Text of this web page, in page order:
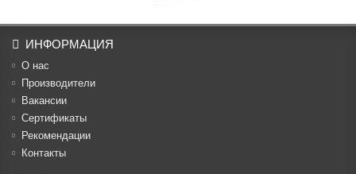
ИНФОРМАЦИЯ
О нас
Производители
Вакансии
Cертификаты
Рекомендации
Контакты